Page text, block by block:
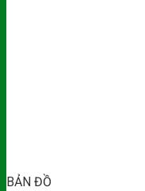
BẢN ĐỒ